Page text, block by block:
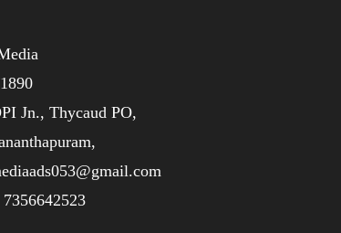
Jn., Thycaud PO,
7356642523